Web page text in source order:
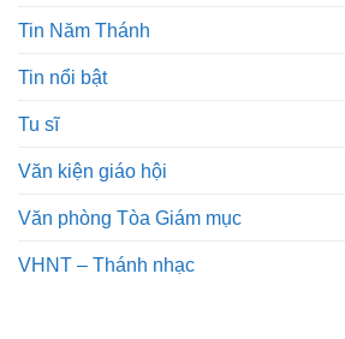
Tin Năm Thánh
Tin nổi bật
Tu sĩ
Văn kiện giáo hội
Văn phòng Tòa Giám mục
VHNT – Thánh nhạc